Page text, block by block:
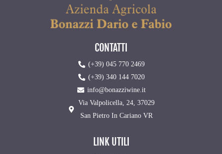
CONTATTI
(+39) 045 770 2469
(+39) 340 144 7020
info@bonazziwine.it
Via Valpolicella, 24, 37029
San Pietro In Cariano VR
LINK UTILI